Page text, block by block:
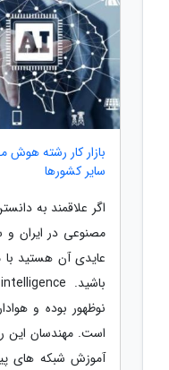
بازار کار رشته هوش
سایر کشورها
اگر علاقمند به
مصنوعی در ایران و
عایدی آن هستید با
نوظهور بوده و
است. مهندسان این
آموزش شبکه های